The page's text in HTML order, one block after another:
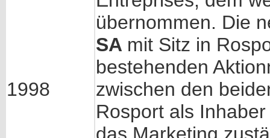
1998
übernommen. Die
SA mit Sitz in
bestehenden
zwischen den
Rosport als